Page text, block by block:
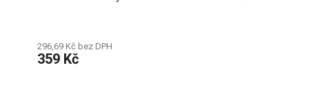
296,69 Kč bez DPH
359 Kč